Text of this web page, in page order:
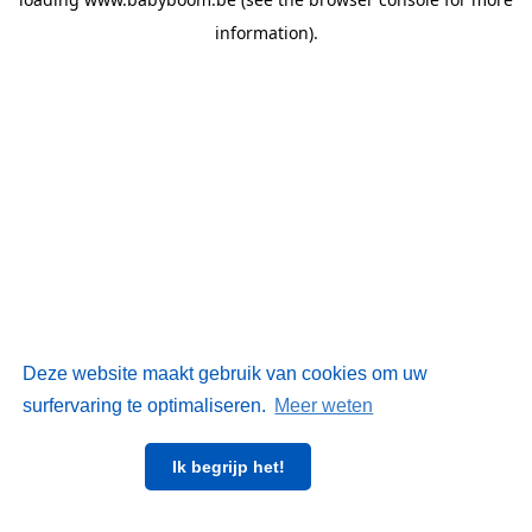
Deze website maakt gebruik van cookies om uw
surfervaring te optimaliseren. Meer weten
Ik begrijp het!
information).